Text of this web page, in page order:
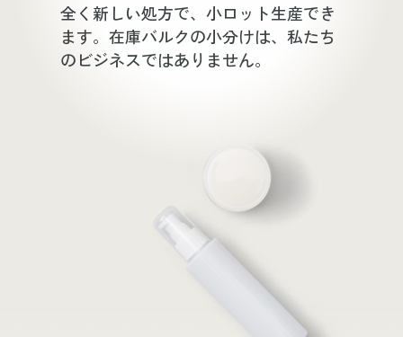
全く新しい処方で、小ロット生産でき
ます。在庫バルクの小分けは、私たち
のビジネスではありません。